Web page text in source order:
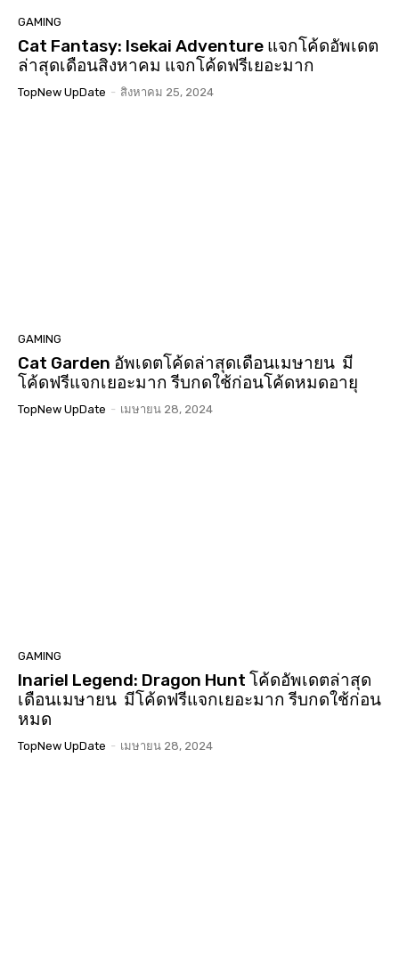
GAMING
Cat Fantasy: Isekai Adventure แจกโค้ดอัพเดต
ล่าสุดเดือนสิงหาคม แจกโค้ดฟรีเยอะมาก
TopNew UpDate - สิงหาคม 25, 2024
GAMING
Cat Garden อัพเดตโค้ดล่าสุดเดือนเมษายน มี
โค้ดฟรีแจกเยอะมาก รีบกดใช้ก่อนโค้ดหมดอายุ
TopNew UpDate - เมษายน 28, 2024
GAMING
Inariel Legend: Dragon Hunt โค้ดอัพเดตล่าสุด
เดือนเมษายน มีโค้ดฟรีแจกเยอะมาก รีบกดใช้ก่อน
หมด
TopNew UpDate - เมษายน 28, 2024